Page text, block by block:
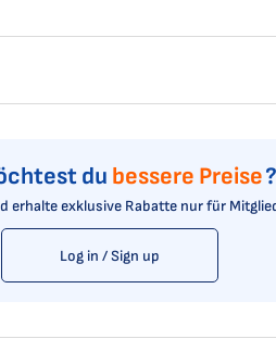
du bessere Preise?
erhalte exklusive Rabatte nur für
Log in / Sign up